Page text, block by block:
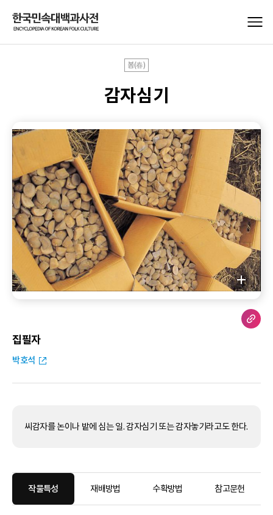
봄(春)
감자심기
집필자
박호석
씨감자를 논이나 밭에 심는 일. 감자심기 또는 감자놓기라고도 한다.
작물특성 재배방법 수확방법 참고문헌